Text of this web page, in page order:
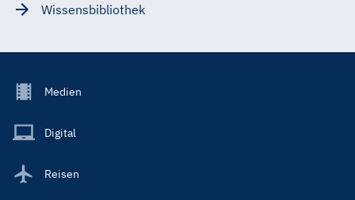
Wissensbibliothek
Footer
Main
Medien
Digital
Reisen